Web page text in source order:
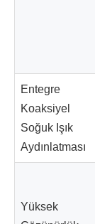
Entegre
Koaksiyel
Soğuk Işık
Aydınlatması
Yüksek